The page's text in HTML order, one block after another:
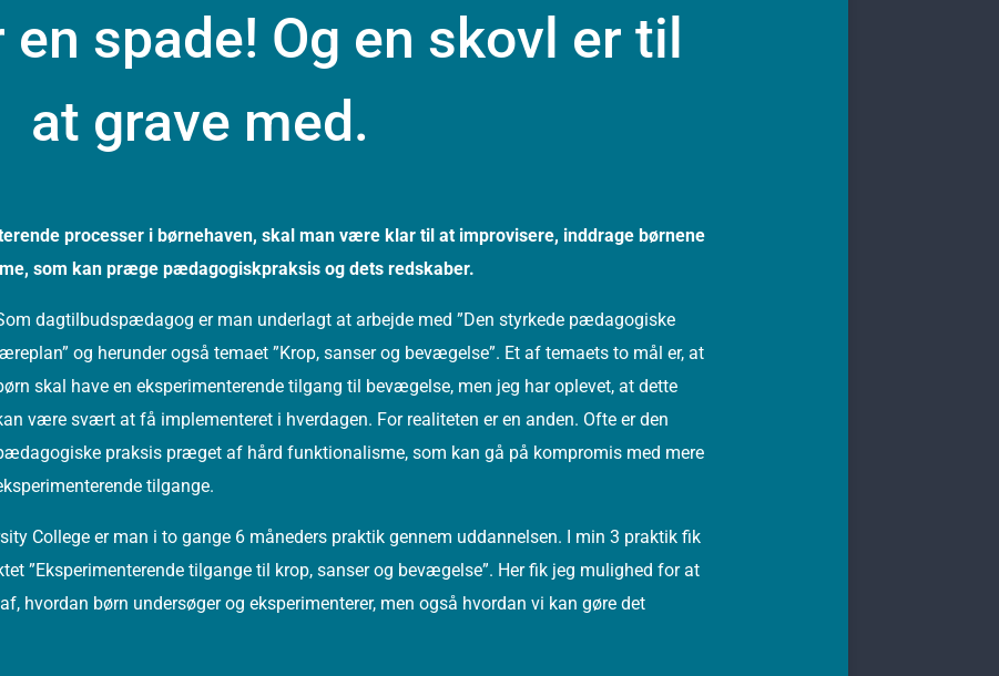
en spade! Og en skovl er til
at grave med.
processer i børnehaven, skal man være klar til at improvisere, inddrage børnene
som kan præge pædagogiskpraksis og dets redskaber.
dagtilbudspædagog er man underlagt at arbejde med ”Den styrkede pædagogiske
læreplan” og herunder også temaet ”Krop, sanser og bevægelse”. Et af temaets to mål er, at
skal have en eksperimenterende tilgang til bevægelse, men jeg har oplevet, at dette
være svært at få implementeret i hverdagen. For realiteten er en anden. Ofte er den
praksis præget af hård funktionalisme, som kan gå på kompromis med mere
tilgange.
College er man i to gange 6 måneders praktik gennem uddannelsen. I min 3 praktik fik
”Eksperimenterende tilgange til krop, sanser og bevægelse”. Her fik jeg mulighed for at
hvordan børn undersøger og eksperimenterer, men også hvordan vi kan gøre det